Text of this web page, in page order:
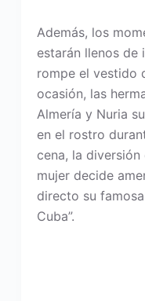
Además, los
estarán llenos de
rompe el vestido
ocasión, las
Almería y Nuria
en el rostro
cena, la
mujer decide
directo su
Cuba”.